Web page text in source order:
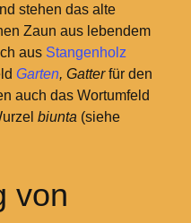
stehen das alte
Zaun aus lebendem
aus Stangenholz
Garten, Gatterfür den
auch das Wortumfeld
biunta (siehe
von